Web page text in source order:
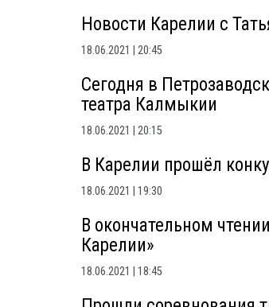
Новости Карелии с
18.06.2021 20:45
Сегодня в
театра Калмыкии
18.06.2021 20:15
В Карелии прошёл
18.06.2021 19:30
В окончательном
Карелии»
18.06.2021 18:45